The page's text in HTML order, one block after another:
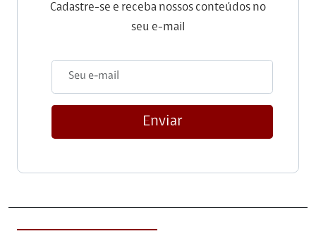
Cadastre-se e receba nossos conteúdos no
seu e-mail
Enviar